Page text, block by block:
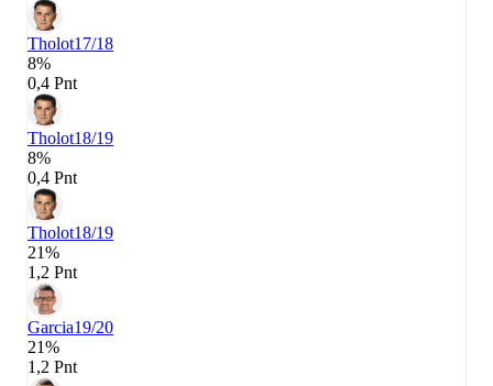
Tholot17/18
8%
0,4 Pnt
Tholot18/19
8%
0,4 Pnt
Tholot18/19
21%
1,2 Pnt
Garcia19/20
21%
1,2 Pnt